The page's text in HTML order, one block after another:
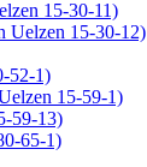
15-30-11)
15-30-12)
52-1)
15-59-1)
59-13)
65-1)